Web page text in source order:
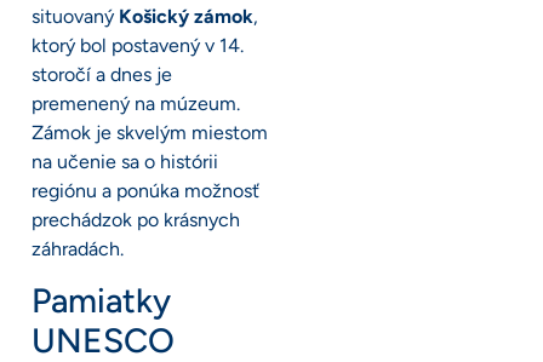
situovaný Košický zámok,
ktorý bol postavený v 14.
storočí a dnes je
premenený na múzeum.
Zámok je skvelým miestom
na učenie sa o histórii
regiónu a ponúka možnosť
prechádzok po krásnych
záhradách.
Pamiatky
UNESCO